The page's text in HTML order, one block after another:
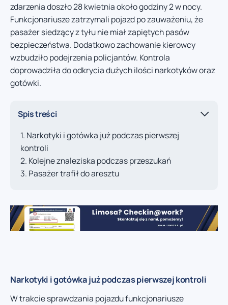
zdarzenia doszło 28 kwietnia około godziny 2 w nocy.
Funkcjonariusze zatrzymali pojazd po zauważeniu, że
pasażer siedzący z tyłu nie miał zapiętych pasów
bezpieczeństwa. Dodatkowo zachowanie kierowcy
wzbudziło podejrzenia policjantów. Kontrola
doprowadziła do odkrycia dużych ilości narkotyków oraz
gotówki.
Spis treści
Narkotyki i gotówka już podczas pierwszej
kontroli
Kolejne znaleziska podczas przeszukań
Pasażer trafił do aresztu
Narkotyki i gotówka już podczas pierwszej kontroli
W trakcie sprawdzania pojazdu funkcjonariusze